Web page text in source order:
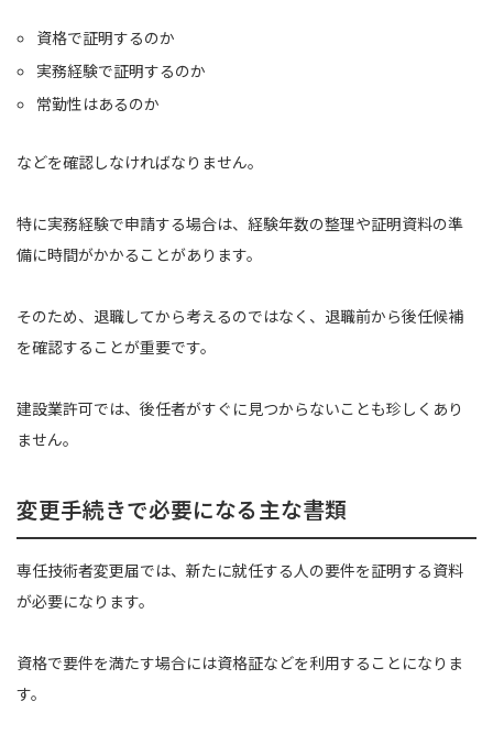
資格で証明するのか
実務経験で証明するのか
常勤性はあるのか
などを確認しなければなりません。
特に実務経験で申請する場合は、経験年数の整理や証明資料の準
備に時間がかかることがあります。
そのため、退職してから考えるのではなく、退職前から後任候補
を確認することが重要です。
建設業許可では、後任者がすぐに見つからないことも珍しくあり
ません。
変更手続きで必要になる主な書類
専任技術者変更届では、新たに就任する人の要件を証明する資料
が必要になります。
資格で要件を満たす場合には資格証などを利用することになりま
す。